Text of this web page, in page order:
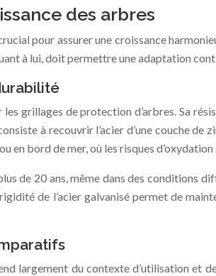
des arbres
pour assurer une croissance
à lui, doit permettre une adaptation
les grillages de protection d’arbres. Sa
à recouvrir l’acier d’une couche
bord de mer, où les risques d’oxydation
de 20 ans, même dans des conditions
de l’acier galvanisé permet de
largement du contexte d’utilisation et